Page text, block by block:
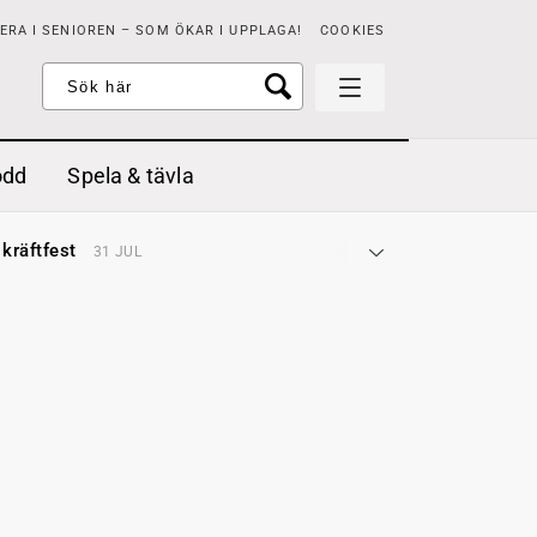
I SENIOREN – SOM ÖKAR I UPPLAGA! COOKIES
Spela & tävla
kräftfest 31 JUL
med örter